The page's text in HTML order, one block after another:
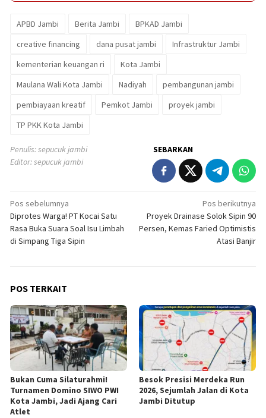
APBD Jambi Berita Jambi
BPKAD Jambi
creative financing
dana pusat jambi
Infrastruktur Jambi
kementerian keuangan ri
Kota Jambi
Maulana Wali Kota Jambi
Nadiyah
pembangunan jambi
pembiayaan kreatif
Pemkot Jambi
proyek jambi
TP PKK Kota Jambi
Penulis: sepucuk jambi
Editor: sepucuk jambi
SEBARKAN
Navigasi
pos
Pos sebelumnya
Diprotes Warga! PT Kocai Satu
Rasa Buka Suara Soal Isu Limbah
di Simpang Tiga Sipin
Pos berikutnya
Proyek Drainase Solok Sipin 90
Persen, Kemas Faried Optimistis
Atasi Banjir
POS TERKAIT
Bukan Cuma Silaturahmi!
Turnamen Domino SIWO PWI
Kota Jambi, Jadi Ajang Cari
Atlet
Besok Presisi Merdeka Run
2026, Sejumlah Jalan di Kota
Jambi Ditutup